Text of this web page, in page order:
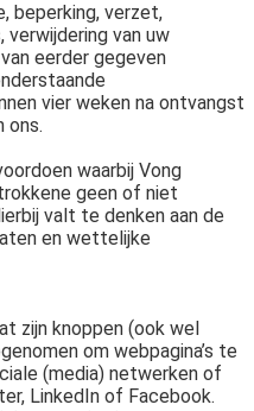
beperking, verzet,
verwijdering van uw
eerder gegeven
vier weken na ontvangst
ons.
waarbij Vong
geen of niet
valt te denken aan de
en wettelijke
zijn knoppen (ook wel
om webpagina’s te
(media) netwerken of
LinkedIn of Facebook.